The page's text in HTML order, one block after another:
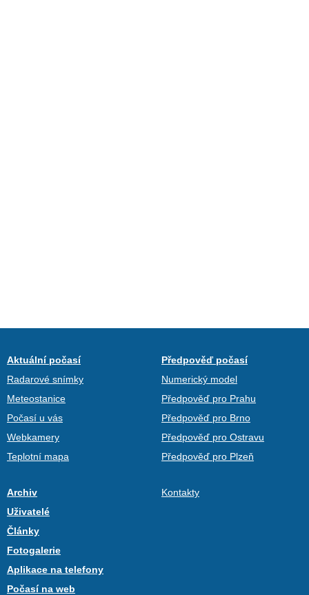
Aktuální počasí
Radarové snímky
Meteostanice
Počasí u vás
Webkamery
Teplotní mapa
Předpověď počasí
Numerický model
Předpověď pro Prahu
Předpověď pro Brno
Předpověď pro Ostravu
Předpověď pro Plzeň
Archiv
Uživatelé
Články
Fotogalerie
Aplikace na telefony
Počasí na web
Kontakty